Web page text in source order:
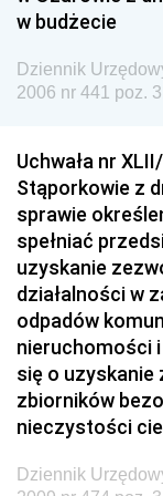
Społecznej
Dziennik
Dziennik
Przemysłu
Dziennik
Społecznej
Dziennik
i Gospodarki
Dziennik
Dziennik
i Gospodarki
Dziennik
w budżecie
Dziennik
2006 nr 441 poz.
Uchwała nr
Stąporkowie z
sprawie
spełniać
uzyskanie
działalności w
odpadów
nieruchomości
się o uzyskanie
zbiorników
nieczystości
Dziennik